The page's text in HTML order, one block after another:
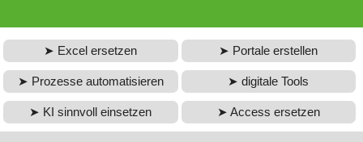
Excel ersetzen Portale erstellen
Prozesse automatisieren digitale Tools
KI sinnvoll einsetzen Access ersetzen
Web App Entwicklung
Contao CMS
IT Beratung
Suchmaschinenoptimierung (SEO)